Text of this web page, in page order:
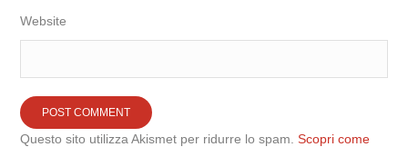
Website
Questo sito utilizza Akismet per ridurre lo spam.Scopri come